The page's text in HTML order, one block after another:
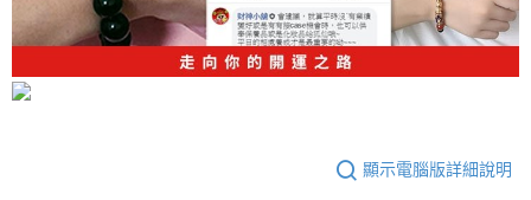
顯示電腦版詳細說明